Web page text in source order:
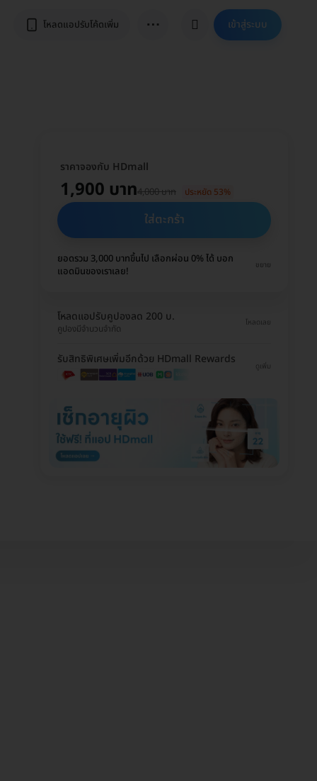
โหลดแอปรับโค้ดเพิ่ม ⋯ เข้าสู่ระบบ
ราคาจองกับ HDmall
1,900 บาท4,000 บาท ประหยัด 53%
ใส่ตะกร้า
ยอดรวม 3,000 บาทขึ้นไป เลือกผ่อน 0% ได้ บอก
แอดมินของเราเลย!
ขยาย
โหลดแอปรับคูปองลด 200 บ.
คูปองมีจำนวนจำกัด
โหลดเลย
รับสิทธิพิเศษเพิ่มอีกด้วย HDmall Rewards
ดูเพิ่ม